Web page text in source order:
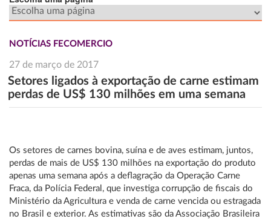
NOTÍCIAS FECOMERCIO
27 de março de 2017
Setores ligados à exportação de carne estimam
perdas de US$ 130 milhões em uma semana
Os setores de carnes bovina, suína e de aves estimam, juntos,
perdas de mais de US$ 130 milhões na exportação do produto
apenas uma semana após a deflagração da Operação Carne
Fraca, da Polícia Federal, que investiga corrupção de fiscais do
Ministério da Agricultura e venda de carne vencida ou estragada
no Brasil e exterior. As estimativas são da Associação Brasileira